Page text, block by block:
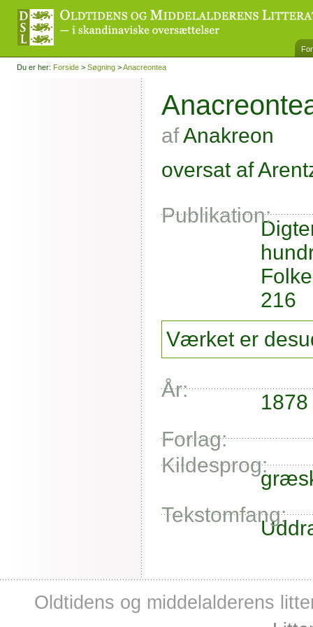
Du er her: Forside > Søgning >Anacreontea
afAnakreon
oversat af
Publikation:
216
Værket er
År:
1878
Forlag:
Kildesprog:
Tekstomfang:
Oldtidens og middelalderens